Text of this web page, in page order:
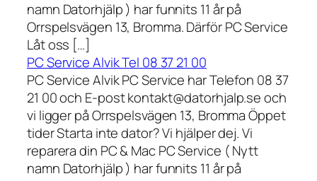
namn Datorhjälp ) har funnits 11 år på
Orrspelsvägen 13, Bromma. Därför PC Service
Låt oss […]
PC Service Alvik Tel 08 37 21 00
PC Service Alvik PC Service har Telefon 08 37
21 00 och E-post kontakt@datorhjalp.se och
vi ligger på Orrspelsvägen 13, Bromma Öppet
tider Starta inte dator? Vi hjälper dej. Vi
reparera din PC & Mac PC Service ( Nytt
namn Datorhjälp ) har funnits 11 år på